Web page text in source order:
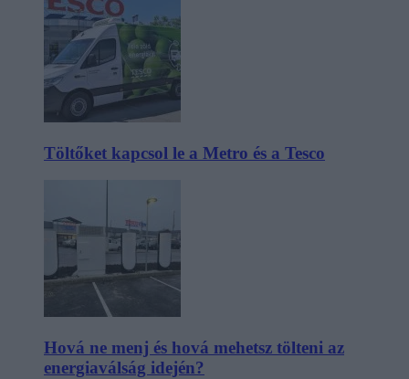
Töltőket kapcsol le a Metro és a Tesco
Hová ne menj és hová mehetsz tölteni az
energiaválság idején?